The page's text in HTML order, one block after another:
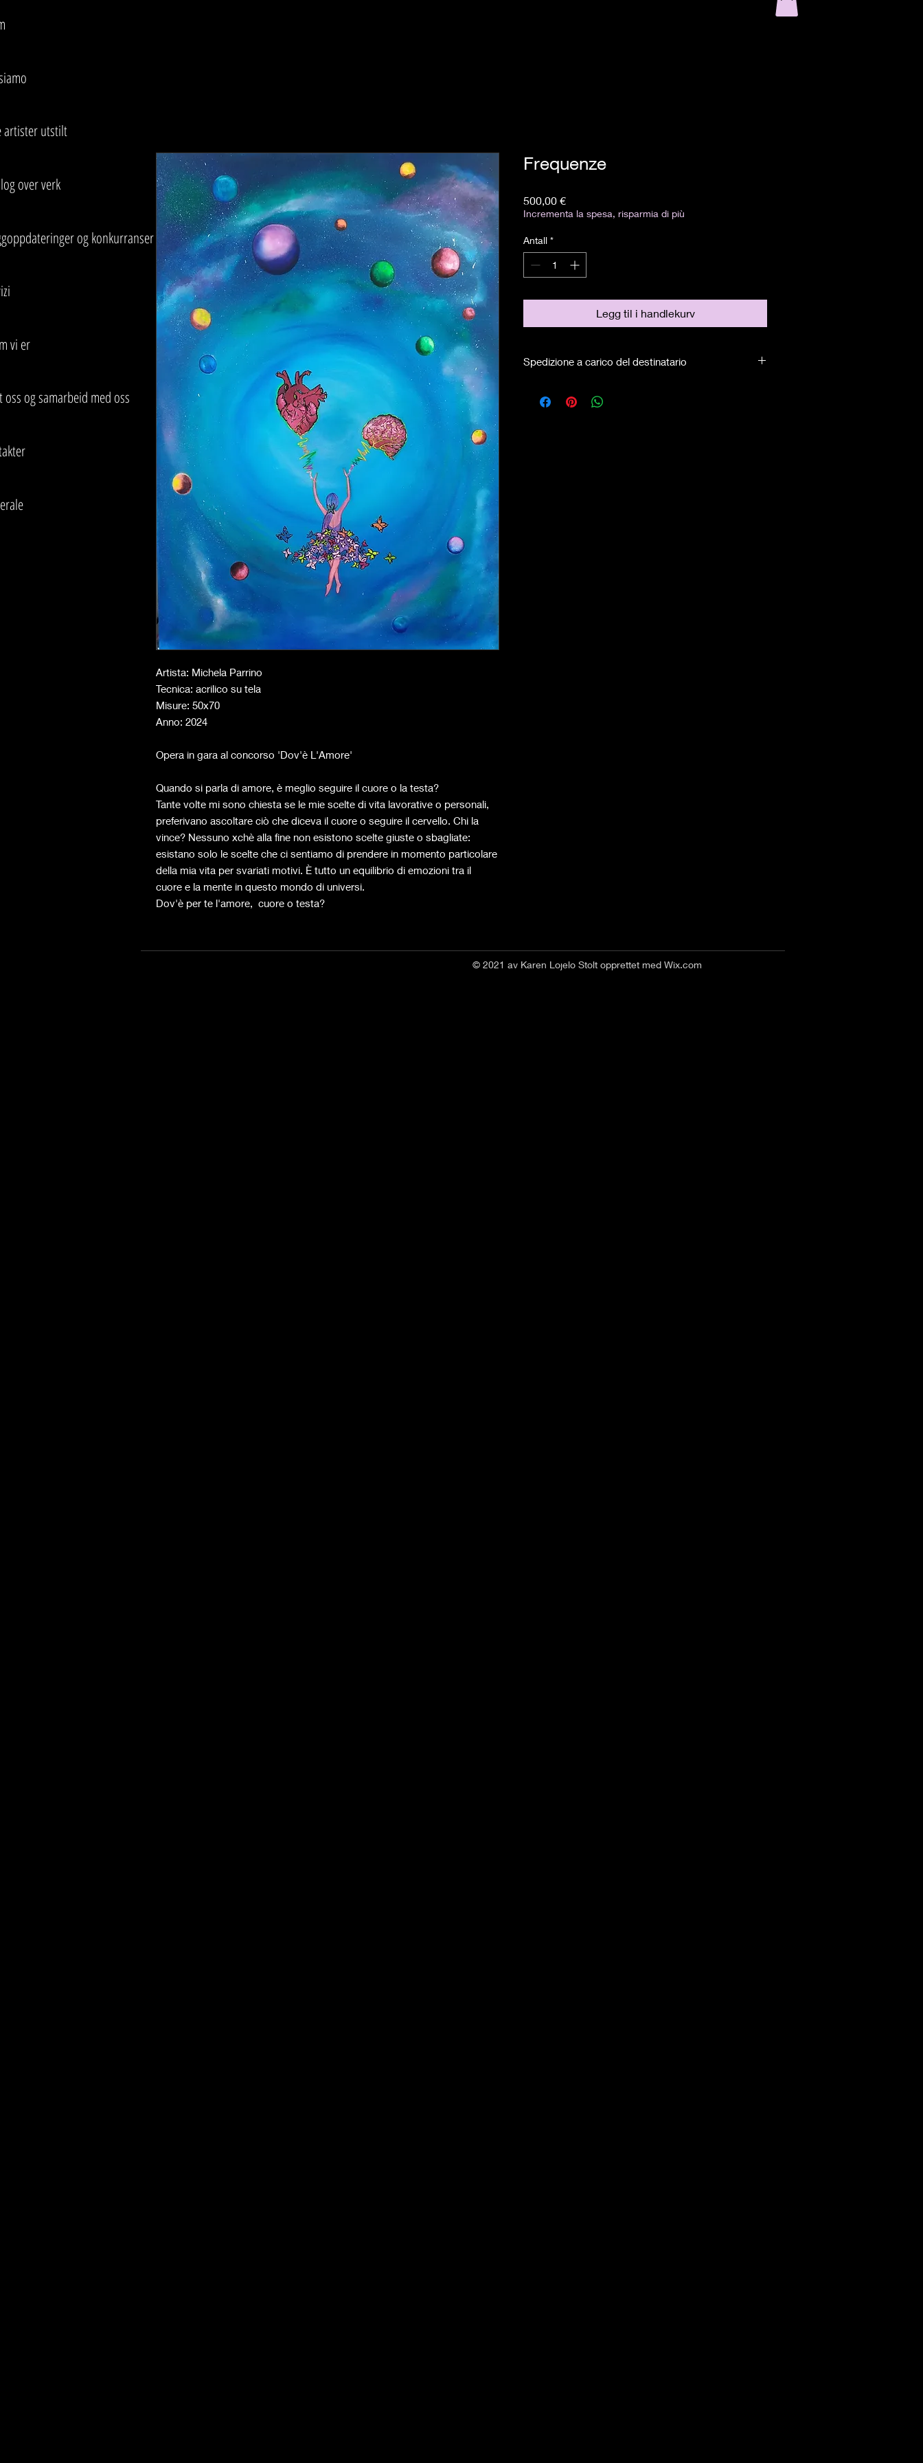
Artista: Michela Parrino
Tecnica: acrilico su tela
Misure: 50x70
Anno: 2024
Opera in gara al concorso 'Dov'è L'Amore'
Quando si parla di amore, è meglio seguire il cuore o la testa?
Tante volte mi sono chiesta se le mie scelte di vita lavorative o personali,
preferivano ascoltare ciò che diceva il cuore o seguire il cervello. Chi la
vince? Nessuno xchè alla fine non esistono scelte giuste o sbagliate:
esistano solo le scelte che ci sentiamo di prendere in momento particolare
della mia vita per svariati motivi. È tutto un equilibrio di emozioni tra il
cuore e la mente in questo mondo di universi.
Dov'è per te l'amore, cuore o testa?
Frequenze
500,00 €Pris
Incrementa la spesa, risparmia di più
Antall *
Legg til i handlekurv
Spedizione a carico del destinatario
artister utstilt
over verk
og konkurranser
vi er
oss og samarbeid med oss
© 2021 av Karen Lojelo Stolt opprettet med Wix.com